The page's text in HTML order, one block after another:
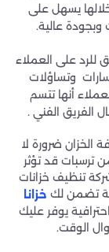
يسهل على
عالية.
للرد على العملاء
وتساؤلات
أنها تتسم
الفريق الفني .
الخزان ضرورة لا
ترسبات قد تؤثر
تنظيف خزانات
تضمن لك خزانا
يوفر عليك
الوقت.